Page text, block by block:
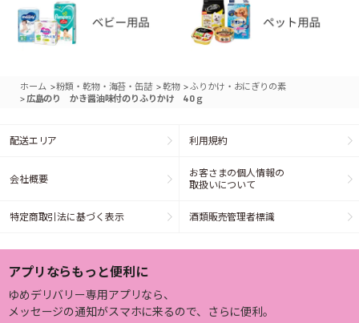
ホーム >粉類・乾物・海苔・缶詰 >乾物 >ふりかけ・おにぎりの素
> 広島のり かき醤油味付のりふりかけ 40ｇ
配送エリア 利用規約
会社概要
お客さまの個人情報の
取扱いについて
特定商取引法に基づく表示 酒類販売管理者標識
アプリならもっと便利に
ゆめデリバリー専用アプリなら、
メッセージの通知がスマホに来るので、さらに便利。